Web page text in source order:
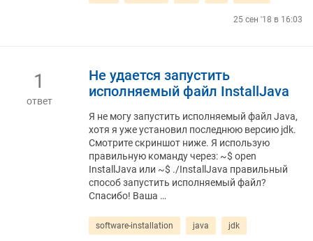
25 сен '18 в 16:03
1
ответ
Не удается запустить
исполняемый файл InstallJava
Я не могу запустить исполняемый файл Java,
хотя я уже установил последнюю версию jdk.
Смотрите скриншот ниже. Я использую
правильную команду через: ~$ open
InstallJava или ~$ ./InstallJava правильный
способ запустить исполняемый файл?
Спасибо! Ваша …
software-installation java jdk